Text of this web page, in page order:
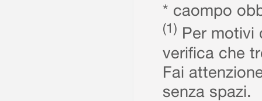
* caompo
(1) Per motivi
verifica che
Fai
senza spazi.